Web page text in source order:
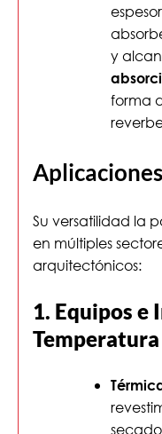
y
forma
Su versatilidad la
en múltiples
arquitectónicos:
1. Equipos e
Temperatura